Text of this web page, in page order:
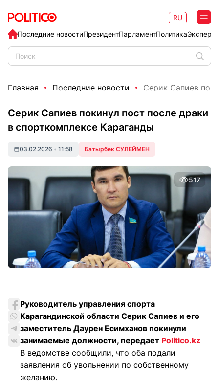
Последние новостиПрезидентПарламентПолитика
RU
Главная Последние новости Серик Сапиев
Серик Сапиев покинул пост после драки
в спорткомплексе Караганды
03.02.2026 • 11:58 Батырбек СУЛЕЙМЕН
517
Руководитель управления спорта
Карагандинской области Серик Сапиев и его
заместитель Даурен Есимханов покинули
занимаемые должности, передает Politico.kz
В ведомстве сообщили, что оба подали
заявления об увольнении по собственному
желанию.